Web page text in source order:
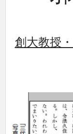
創大教授